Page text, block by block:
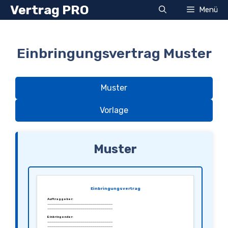
Zum
InhaltVertrag PRO Menü
Einbringungsvertrag Muster
Muster
Vorlage
Muster
Einbringungsvertrag
Auftraggeber:
________________________________
________________________________
Einbringender:
________________________________
________________________________